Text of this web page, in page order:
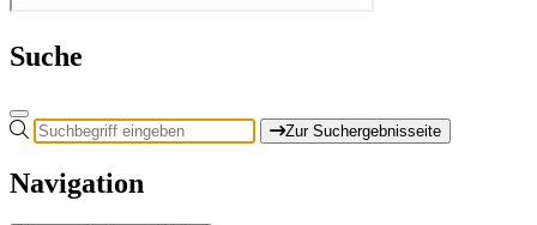
Suche
Zur Suchergebnisseite
Navigation